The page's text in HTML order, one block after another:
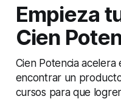
Empieza
Cien
Cien Potencia
encontrar un
cursos para que